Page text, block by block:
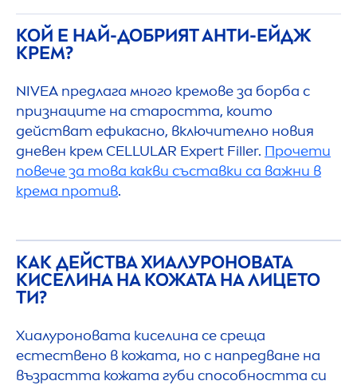
КОЙ Е НАЙ-ДОБРИЯТ АНТИ-ЕЙДЖ
КРЕМ?
NIVEA предлага много кремове за борба с
признаците на старостта, които
действат ефикасно, включително новия
дневен крем CELLULAR Expert Filler. Прочети
повече за това какви съставки са важни в
крема против.
КАК ДЕЙСТВА ХИАЛУРОНОВАТА
КИСЕЛИНА НА КОЖАТА НА ЛИЦЕТО
ТИ?
Хиалуроновата киселина се среща
естествено в кожата, но с напредване на
възрастта кожата губи способността си